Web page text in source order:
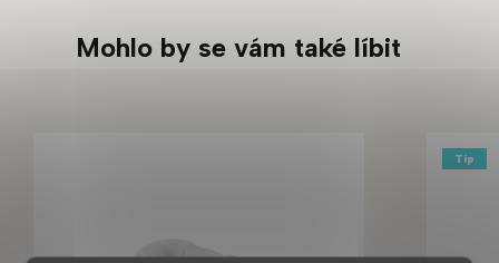
Mohlo by se vám také líbit
Tip